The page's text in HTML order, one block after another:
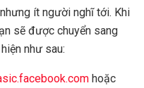
ít người nghĩ tới. Khi
sẽ được chuyển sang
như sau:
hoặc